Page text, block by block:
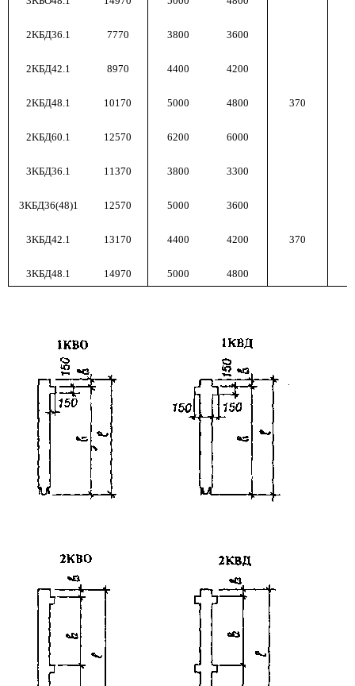
2KБД36.1 7770 3800 3600
2KБД42.1 8970 4400 4200
2KБД48.1 10170 5000 4800 370
2KБД60.1 12570 6200 6000
3KБД36.1 11370 3800 3300
3KБД36(48)1 12570 5000 3600
3KБД42.1 13170 4400 4200 370
3KБД48.1 14970 5000 4800